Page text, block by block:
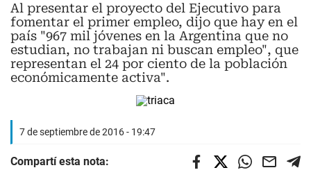
Al presentar el proyecto del Ejecutivo para
fomentar el primer empleo, dijo que hay en el
país "967 mil jóvenes en la Argentina que no
estudian, no trabajan ni buscan empleo", que
representan el 24 por ciento de la población
económicamente activa".
7 de septiembre de 2016 - 19:47
Compartí esta nota: